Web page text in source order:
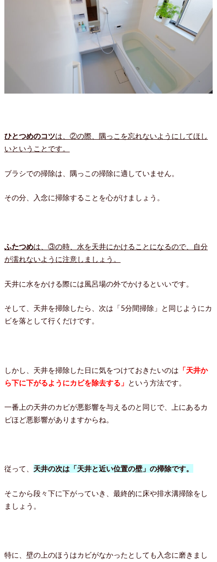
ひとつめのコツは、②の際、隅っこを忘れないようにしてほし
いということです。
ブラシでの掃除は、隅っこの掃除に適していません。
その分、入念に掃除することを心がけましょう。
ふたつめは、③の時、水を天井にかけることになるので、自分
が濡れないように注意しましょう。
天井に水をかける際には風呂場の外でかけるといいです。
そして、天井を掃除したら、次は「5分間掃除」と同じようにカ
ビを落として行くだけです。
しかし、天井を掃除した日に気をつけておきたいのは 「天井か
ら下に下がるようにカビを除去する」
という方法です。
一番上の天井のカビが悪影響を与えるのと同じで、上にあるカ
ビほど悪影響がありますからね。
従って、 天井の次は「天井と近い位置の壁」の掃除です。
そこから段々下に下がっていき、最終的に床や排水溝掃除をし
ましょう。
特に、壁の上のほうはカビがなかったとしても入念に磨きまし